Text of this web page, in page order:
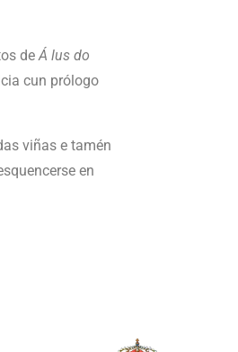
deÁ lus do
cun prólogo
viñas e tamén
en